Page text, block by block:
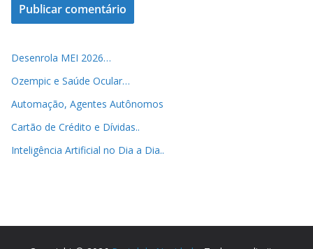
Desenrola MEI 2026…
Ozempic e Saúde Ocular…
Automação, Agentes Autônomos
Cartão de Crédito e Dívidas..
Inteligência Artificial no Dia a Dia..